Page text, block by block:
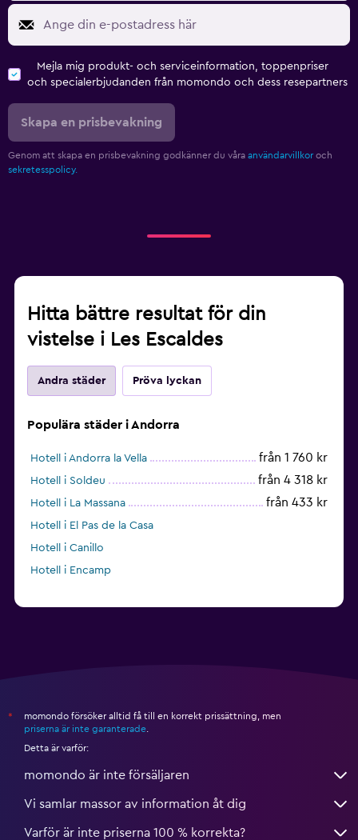
Mejla mig produkt- och serviceinformation, toppenpriser
och specialerbjudanden från momondo och dess resepartners
Skapa en prisbevakning
Genom att skapa en prisbevakning godkänner du våra användarvillkor och
sekretesspolicy.
Hitta bättre resultat för din
vistelse i Les Escaldes
Andra städer Pröva lyckan
Populära städer i Andorra
Hotell i Andorra la Vella från 1 760 kr
Hotell i Soldeu från 4 318 kr
Hotell i La Massana från 433 kr
Hotell i El Pas de la Casa
Hotell i Canillo
Hotell i Encamp
*
momondo försöker alltid få till en korrekt prissättning, men
priserna är inte garanterade
Detta är varför:
momondo är inte försäljaren
Vi samlar massor av information åt dig
Varför är inte priserna 100 % korrekta?